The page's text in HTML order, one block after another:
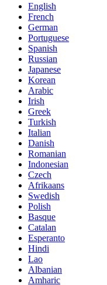
English
French
German
Portuguese
Spanish
Russian
Japanese
Korean
Arabic
Irish
Greek
Turkish
Italian
Danish
Romanian
Indonesian
Czech
Afrikaans
Swedish
Polish
Basque
Catalan
Esperanto
Hindi
Lao
Albanian
Amharic